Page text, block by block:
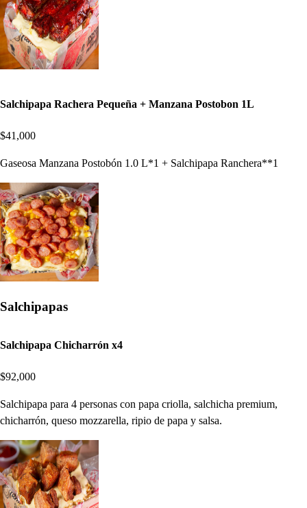
Salchipapa Rachera Pequeña + Manzana Postobon 1L
$41,000
Gaseosa Manzana Postobón 1.0 L*1 + Salchipapa Ranchera**1
Salchipapas
Salchipapa Chicharrón x4
$92,000
Salchipapa para 4 personas con papa criolla, salchicha premium,
chicharrón, queso mozzarella, ripio de papa y salsa.